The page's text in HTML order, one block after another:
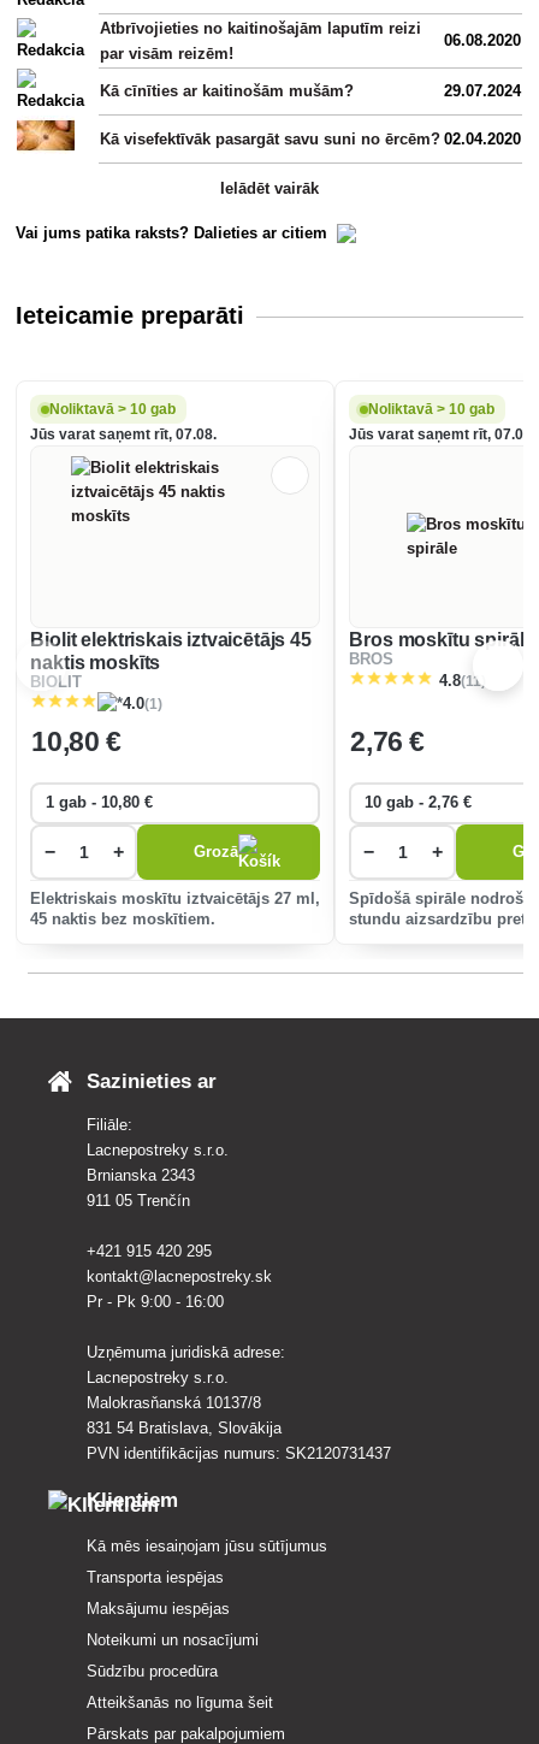
Atbrīvojieties no kaitinošajām laputīm reizi
par visām reizēm!
06.08.2020
Kā cīnīties ar kaitinošām mušām? 29.07.2024
Kā visefektīvāk pasargāt savu suni no ērcēm? 02.04.2020
Ielādēt vairāk
Vai jums patika raksts? Dalieties ar citiem
Ieteicamie preparāti
Noliktavā > 10 gab
Jūs varat saņemt rīt, 07.08.
Biolit elektriskais iztvaicētājs 45
naktis moskīts
BIOLIT
4.0(1)
10,80 €
− + Grozā
Elektriskais moskītu iztvaicētājs 27 ml,
45 naktis bez moskītiem.
Noliktavā > 10 gab
Jūs varat saņemt rīt, 07.08.
Bros moskītu spirāle
BROS
4.8(11)
2,76 €
− +
Spīdošā spirāle
stundu aizsardzību pret
Sazinieties ar
Filiāle:
Lacnepostreky s.r.o.
Brnianska 2343
911 05 Trenčín
+421 915 420 295
kontakt@lacnepostreky.sk
Pr - Pk 9:00 - 16:00
Uzņēmuma juridiskā adrese:
Lacnepostreky s.r.o.
Malokrasňanská 10137/8
831 54 Bratislava, Slovākija
PVN identifikācijas numurs: SK2120731437
Klientiem
Kā mēs iesaiņojam jūsu sūtījumus
Transporta iespējas
Maksājumu iespējas
Noteikumi un nosacījumi
Sūdzību procedūra
Atteikšanās no līguma šeit
Pārskats par pakalpojumiem